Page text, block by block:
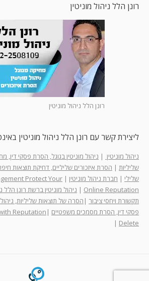
רונן הלל ניהול מוניטין
רונן הלל ניהול מוניטין
ליצירת קשר עם רונן הלל ניהול מוניטין
ניהול מוניטין | ניהול מוניטין בגוגל, הסרת פסקי דין,
שליליות | הסרת איזכורים שליליים, דחיקת תוצאות
שלילי | חברת ניהול מוניטין |
Protect Your
Online Reputation
| ניהול מוניטין ברשת רונן הלל
תקשורת ויחסי ציבור | הסרה של תוצאות שליליות, ניהול
פסקי דין, הסרת מסמכים משפטיים |
Reputation
Delete
|